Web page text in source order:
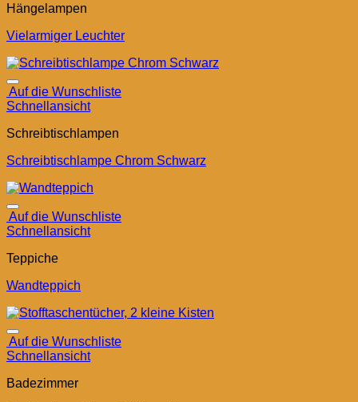
Hängelampen
Vielarmiger Leuchter
Auf die Wunschliste
Schnellansicht
Schreibtischlampen
Schreibtischlampe Chrom Schwarz
Auf die Wunschliste
Schnellansicht
Teppiche
Wandteppich
Auf die Wunschliste
Schnellansicht
Badezimmer